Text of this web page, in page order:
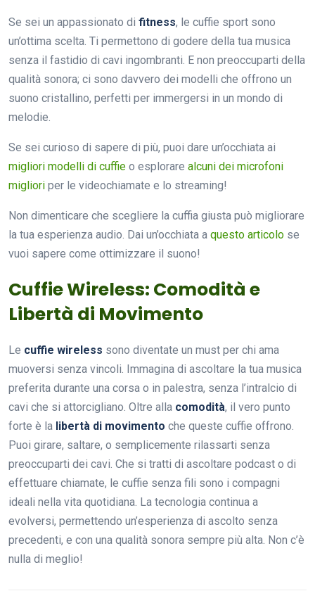
Se sei un appassionato di fitness, le cuffie sport sono
un’ottima scelta. Ti permettono di godere della tua musica
senza il fastidio di cavi ingombranti. E non preoccuparti della
qualità sonora; ci sono davvero dei modelli che offrono un
suono cristallino, perfetti per immergersi in un mondo di
melodie.
Se sei curioso di sapere di più, puoi dare un’occhiata ai
migliori modelli di cuffie o esplorare alcuni dei microfoni
migliori per le videochiamate e lo streaming!
Non dimenticare che scegliere la cuffia giusta può migliorare
la tua esperienza audio. Dai un’occhiata a questo articolo se
vuoi sapere come ottimizzare il suono!
Cuffie Wireless: Comodità e
Libertà di Movimento
Le cuffie wireless sono diventate un must per chi ama
muoversi senza vincoli. Immagina di ascoltare la tua musica
preferita durante una corsa o in palestra, senza l’intralcio di
cavi che si attorcigliano. Oltre alla comodità, il vero punto
forte è la libertà di movimento che queste cuffie offrono.
Puoi girare, saltare, o semplicemente rilassarti senza
preoccuparti dei cavi. Che si tratti di ascoltare podcast o di
effettuare chiamate, le cuffie senza fili sono i compagni
ideali nella vita quotidiana. La tecnologia continua a
evolversi, permettendo un’esperienza di ascolto senza
precedenti, e con una qualità sonora sempre più alta. Non c’è
nulla di meglio!